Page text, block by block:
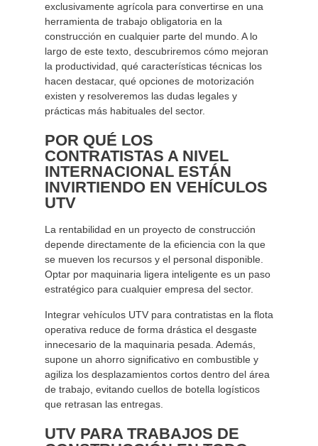
exclusivamente agrícola para convertirse en una
herramienta de trabajo obligatoria en la
construcción en cualquier parte del mundo. A lo
largo de este texto, descubriremos cómo mejoran
la productividad, qué características técnicas los
hacen destacar, qué opciones de motorización
existen y resolveremos las dudas legales y
prácticas más habituales del sector.
POR QUÉ LOS
CONTRATISTAS A NIVEL
INTERNACIONAL ESTÁN
INVIRTIENDO EN VEHÍCULOS
UTV
La rentabilidad en un proyecto de construcción
depende directamente de la eficiencia con la que
se mueven los recursos y el personal disponible.
Optar por maquinaria ligera inteligente es un paso
estratégico para cualquier empresa del sector.
Integrar vehículos UTV para contratistas en la flota
operativa reduce de forma drástica el desgaste
innecesario de la maquinaria pesada. Además,
supone un ahorro significativo en combustible y
agiliza los desplazamientos cortos dentro del área
de trabajo, evitando cuellos de botella logísticos
que retrasan las entregas.
UTV PARA TRABAJOS DE